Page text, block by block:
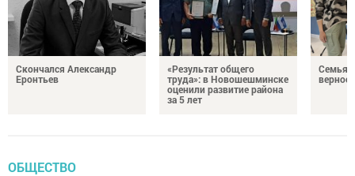
Скончался Александр
Еронтьев
«Результат общего
труда»: в Новошешминске
оценили развитие района
за 5 лет
Семья
ОБЩЕСТВО